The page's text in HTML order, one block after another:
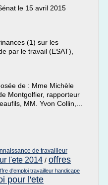
le 15 avril 2015
(1) sur les
par le travail (ESAT),
de : Mme Michèle
Montgolfier, rapporteur
MM. Yvon Collin,...
de travailleur
l'ete 2014 / offres
d'emploi travailleur handicape
pour l'ete